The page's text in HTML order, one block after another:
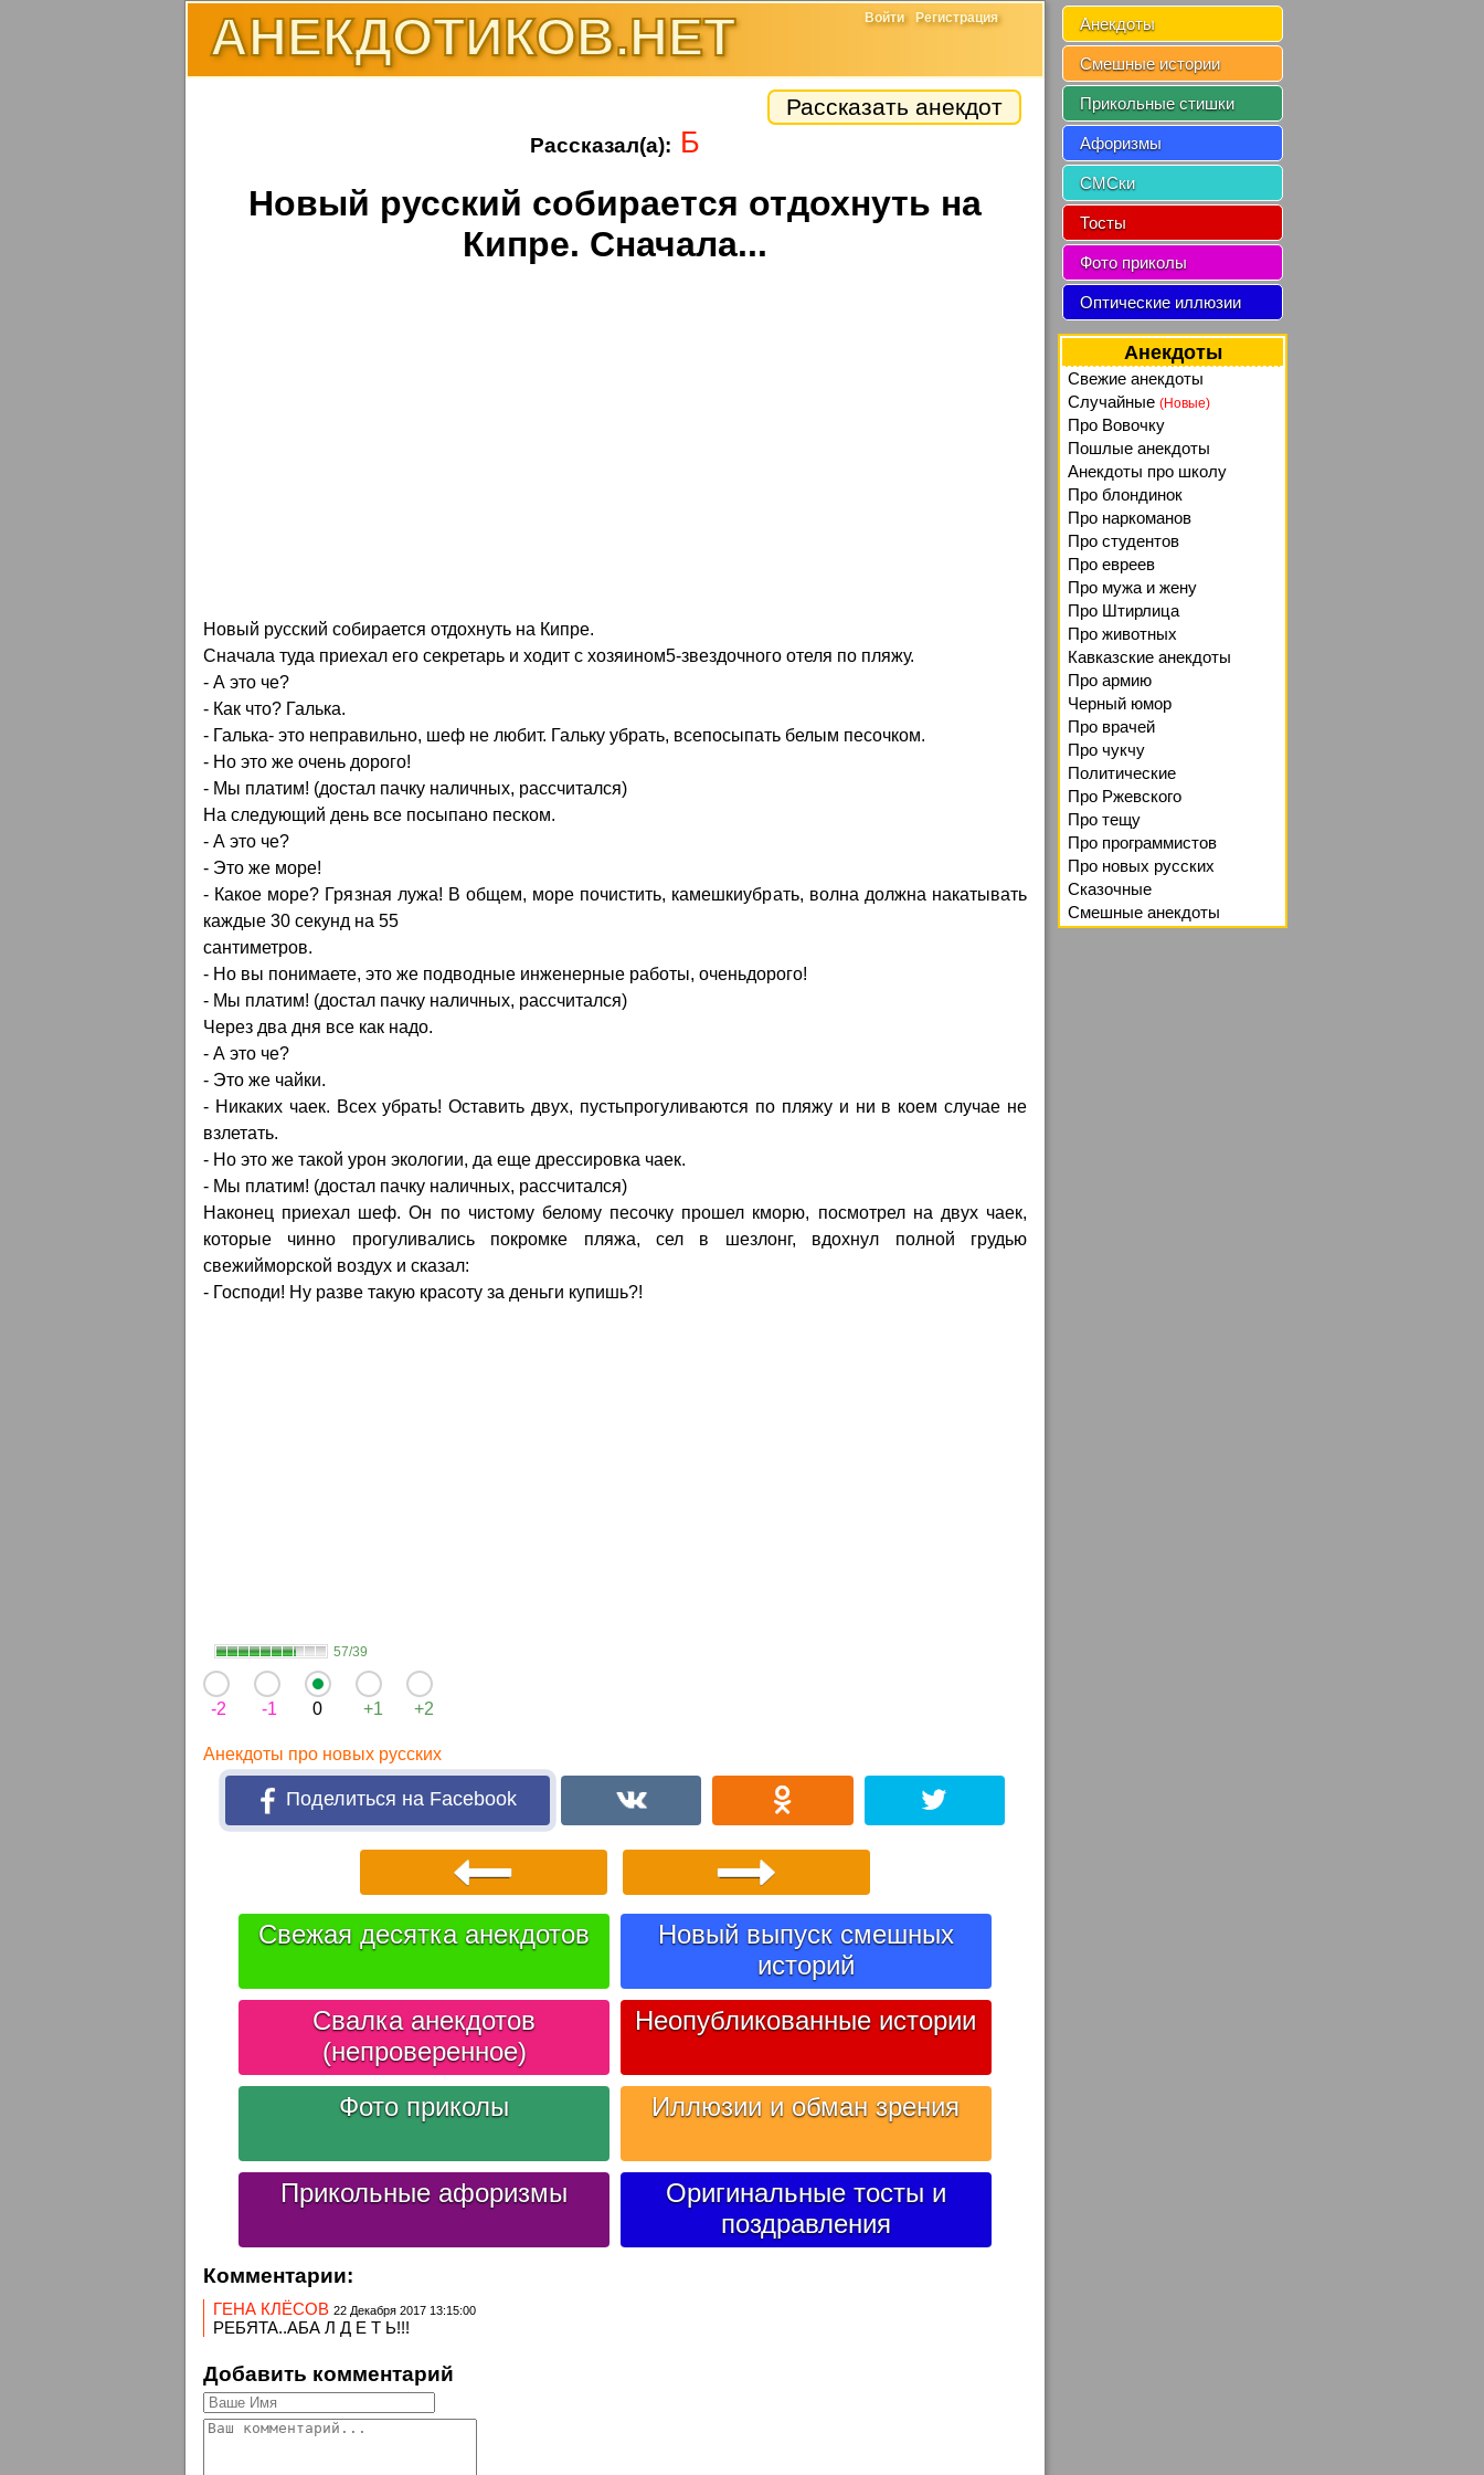
АНЕКДОТИКОВ.НЕТ Войти Регистрация
Рассказать анекдот
Рассказал(а): Б
Новый русский собирается отдохнуть на
Кипре. Сначала...
Новый русский собирается отдохнуть на Кипре.
Сначала туда приехал его секретарь и ходит с хозяином5-звездочного отеля по пляжу.
- А это че?
- Как что? Галька.
- Галька- это неправильно, шеф не любит. Гальку убрать, всепосыпать белым песочком.
- Но это же очень дорого!
- Мы платим! (достал пачку наличных, рассчитался)
На следующий день все посыпано песком.
- А это че?
- Это же море!
- Какое море? Грязная лужа! В общем, море почистить, камешкиубрать, волна должна накатывать
каждые 30 секунд на 55
сантиметров.
- Но вы понимаете, это же подводные инженерные работы, оченьдорого!
- Мы платим! (достал пачку наличных, рассчитался)
Через два дня все как надо.
- А это че?
- Это же чайки.
- Никаких чаек. Всех убрать! Оставить двух, пустьпрогуливаются по пляжу и ни в коем случае не
взлетать.
- Но это же такой урон экологии, да еще дрессировка чаек.
- Мы платим! (достал пачку наличных, рассчитался)
Наконец приехал шеф. Он по чистому белому песочку прошел кморю, посмотрел на двух чаек,
которые чинно прогуливались покромке пляжа, сел в шезлонг, вдохнул полной грудью
свежийморской воздух и сказал:
- Господи! Ну разве такую красоту за деньги купишь?!
57/39
-2 -1 0 +1 +2
Анекдоты про новых русских
Поделиться на Facebook
Свежая десятка анекдотов
Новый выпуск смешных
историй
Свалка анекдотов
(непроверенное)
Неопубликованные истории
Фото приколы Иллюзии и обман зрения
Прикольные афоризмы
Оригинальные тосты и
поздравления
Комментарии:
ГЕНА КЛЁСОВ 22 Декабря 2017 13:15:00
РЕБЯТА..АБА Л Д Е Т Ь!!!
Добавить комментарий
Анекдоты
Смешные истории
Прикольные стишки
Афоризмы
СМСки
Тосты
Фото приколы
Оптические иллюзии
Анекдоты
Свежие анекдоты
Случайные (Новые)
Про Вовочку
Пошлые анекдоты
Анекдоты про школу
Про блондинок
Про наркоманов
Про студентов
Про евреев
Про мужа и жену
Про Штирлица
Про животных
Кавказские анекдоты
Про армию
Черный юмор
Про врачей
Про чукчу
Политические
Про Ржевского
Про тещу
Про программистов
Про новых русских
Сказочные
Смешные анекдоты